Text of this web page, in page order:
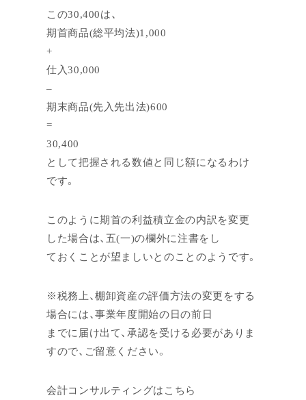
この30,400は、
期首商品(総平均法)1,000
+
仕入30,000
–
期末商品(先入先出法)600
=
30,400
として把握される数値と同じ額になるわけ
です。
このように期首の利益積立金の内訳を変更
した場合は、五(一)の欄外に注書をし
ておくことが望ましいとのことのようです。
※税務上、棚卸資産の評価方法の変更をする
場合には、事業年度開始の日の前日
までに届け出て、承認を受ける必要がありま
すので、ご留意ください。
会計コンサルティングはこちら